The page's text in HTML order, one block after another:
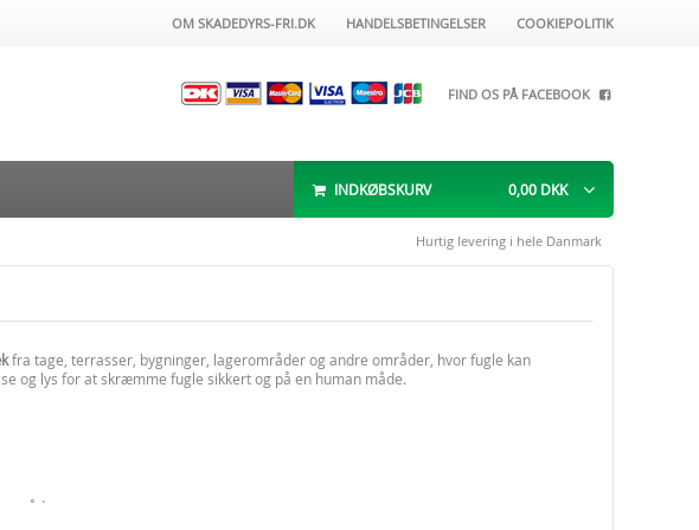
OM SKADEDYRS-FRI.DK HANDELSBETINGELSER COOKIEPOLITIK
FIND OS PÅ FACEBOOK
INDKØBSKURV 0,00 DKK
Hurtig levering i hele Danmark
fra tage, terrasser, bygninger, lagerområder og andre områder, hvor fugle kan
og lys for at skræmme fugle sikkert og på en human måde.